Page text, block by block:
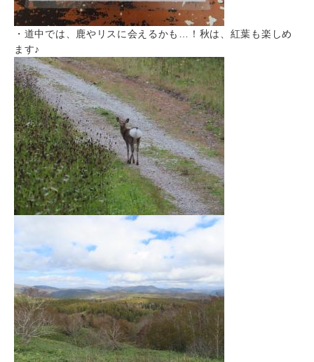
・道中では、鹿やリスに会えるかも…！秋は、紅葉も楽しめ
ます♪